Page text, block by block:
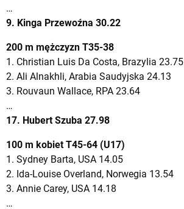
…
9. Kinga Przewoźna 30.22
200 m mężczyzn T35-38
1. Christian Luis Da Costa, Brazylia 23.75
2. Ali Alnakhli, Arabia Saudyjska 24.13
3. Rouvaun Wallace, RPA 23.64
…
17. Hubert Szuba 27.98
100 m kobiet T45-64 (U17)
1. Sydney Barta, USA 14.05
2. Ida-Louise Overland, Norwegia 13.54
3. Annie Carey, USA 14.18
…